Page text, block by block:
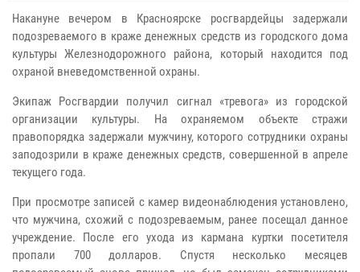
Накануне вечером в Красноярске росгвардейцы задержали
подозреваемого в краже денежных средств из городского дома
культуры Железнодорожного района, который находится под
охраной вневедомственной охраны.
Экипаж Росгвардии получил сигнал «тревога» из городской
организации культуры. На охраняемом объекте стражи
правопорядка задержали мужчину, которого сотрудники охраны
заподозрили в краже денежных средств, совершенной в апреле
текущего года.
При просмотре записей с камер видеонаблюдения установлено,
что мужчина, схожий с подозреваемым, ранее посещал данное
учреждение. После его ухода из кармана куртки посетителя
пропали 700 долларов. Спустя несколько месяцев